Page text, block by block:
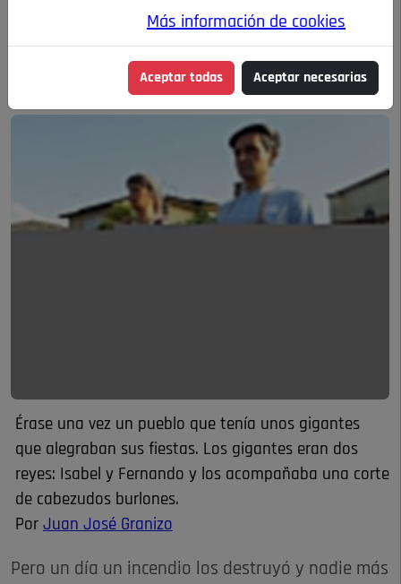
de las Fiestas
Érase una vez un pueblo que tenía unos gigantes
que alegraban sus fiestas. Los gigantes eran dos
reyes: Isabel y Fernando y los acompañaba una corte
de cabezudos burlones.
Por Juan José Granizo
Pero un día un incendio los destruyó y nadie más
Más información de cookies
Aceptar todas Aceptar necesarias